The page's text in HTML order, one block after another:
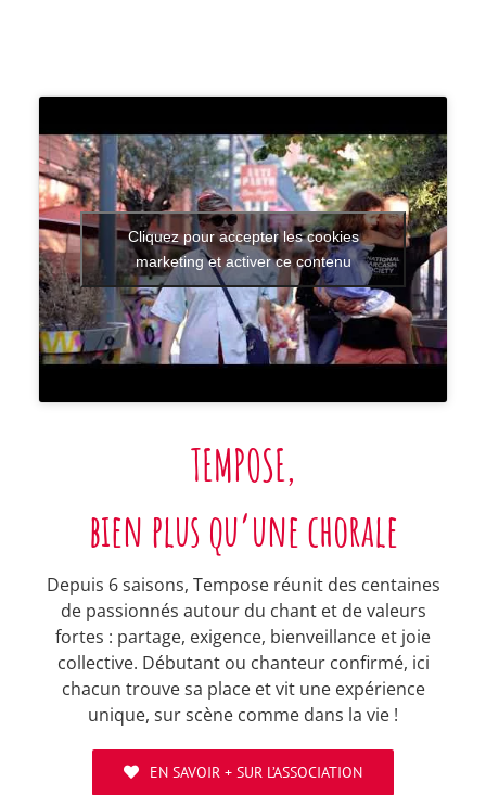
Cliquez pour accepter les cookies
marketing et activer ce contenu
TEMPOSE,
bien plus qu’une chorale
Depuis 6 saisons, Tempose réunit des centaines
de passionnés autour du chant et de valeurs
fortes : partage, exigence, bienveillance et joie
collective. Débutant ou chanteur confirmé, ici
chacun trouve sa place et vit une expérience
unique, sur scène comme dans la vie !
EN SAVOIR + SUR L’ASSOCIATION